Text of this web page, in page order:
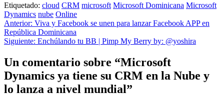
Etiquetado: cloud CRM microsoft Microsoft Dominicana Microsoft
Dynamics nube Online
Navegación
de
Anterior: Viva y Facebook se unen para lanzar Facebook APP en
República Dominicana
Siguiente: Enchúlando tu BB | Pimp My Berry by: @yoshira
Un comentario sobre “Microsoft
Dynamics ya tiene su CRM en la Nube y
lo lanza a nivel mundial”